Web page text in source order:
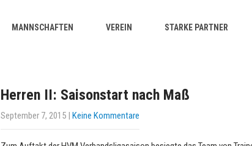
MANNSCHAFTEN VEREIN STARKE PARTNER
Herren II: Saisonstart nach Maß
September 7, 2015 | Keine Kommentare